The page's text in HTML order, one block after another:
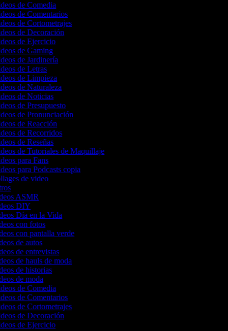
de Comedia
de Comentarios
de Cortometrajes
de Decoración
de Ejercicio
de Gaming
de Jardinería
de Letras
de Limpieza
de Naturaleza
de Noticias
de Presupuesto
de Pronunciación
de Reacción
de Recorridos
de Reseñas
de Tutoriales de Maquillaje
para Fans
para Podcasts copia
de video
ASMR
DIY
Día en la Vida
con fotos
con pantalla verde
de autos
de entrevistas
de hauls de moda
de historias
de moda
de Comedia
de Comentarios
de Cortometrajes
de Decoración
de Ejercicio